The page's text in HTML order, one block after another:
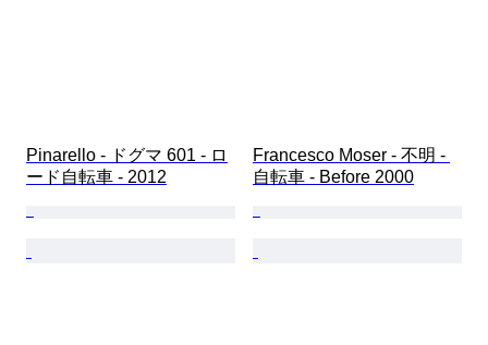
Pinarello - ドグマ 601 - ロ
ード自転車 - 2012
Francesco Moser - 不明 -
自転車 - Before 2000